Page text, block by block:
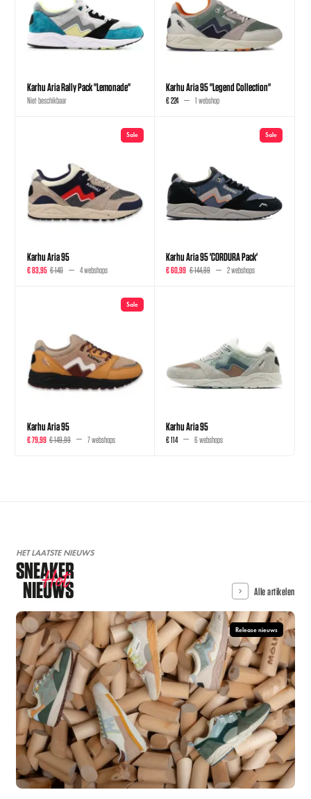
Karhu Aria Rally Pack "Lemonade"
Niet beschikbaar
Karhu Aria 95 "Legend Collection"
€ 224 1 webshop
Sale
Karhu Aria 95
€ 83,95 € 140 4 webshops
Sale
Karhu Aria 95 'CORDURA Pack'
€ 60,99 € 144,99 2 webshops
Sale
Karhu Aria 95
€ 79,99 € 149,99 7 webshops
Karhu Aria 95
€ 114 6 webshops
HET LAATSTE NIEUWS
SNEAKER
NIEUWS
Hot Alle artikelen
Release nieuws